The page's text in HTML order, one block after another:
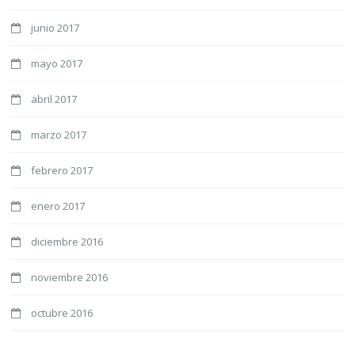
junio 2017
mayo 2017
abril 2017
marzo 2017
febrero 2017
enero 2017
diciembre 2016
noviembre 2016
octubre 2016